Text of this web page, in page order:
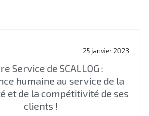
25 janvier 2023
Service de SCALLOG :
humaine au service de la
et de la compétitivité de ses
clients !